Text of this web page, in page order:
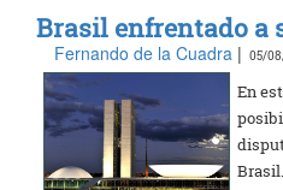
Brasil enfrentado a
Fernando de la Cuadra | 05/
En
Brasil.